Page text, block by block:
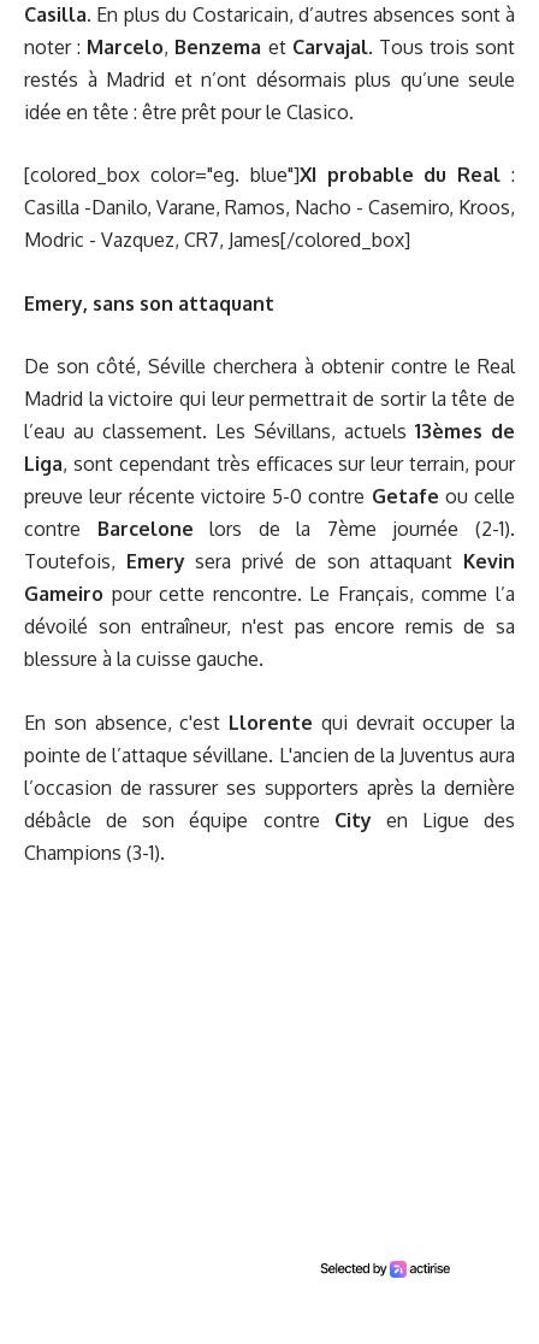
Casilla. En plus du Costaricain, d’autres absences sont à
noter : Marcelo, Benzema et Carvajal. Tous trois sont
restés à Madrid et n’ont désormais plus qu’une seule
idée en tête : être prêt pour le Clasico.
[colored_box color="eg. blue"]XI probable du Real :
Casilla -Danilo, Varane, Ramos, Nacho - Casemiro, Kroos,
Modric - Vazquez, CR7, James[/colored_box]
Emery, sans son attaquant
De son côté, Séville cherchera à obtenir contre le Real
Madrid la victoire qui leur permettrait de sortir la tête de
l’eau au classement. Les Sévillans, actuels 13èmes de
Liga, sont cependant très efficaces sur leur terrain, pour
preuve leur récente victoire 5-0 contre Getafe ou celle
contre Barcelone lors de la 7ème journée (2-1).
Toutefois, Emerysera privé de son attaquant Kevin
Gameiro pour cette rencontre. Le Français, comme l’a
dévoilé son entraîneur, n'est pas encore remis de sa
blessure à la cuisse gauche.
En son absence, c'est Llorente qui devrait occuper la
pointe de l’attaque sévillane. L'ancien de la Juventus aura
l’occasion de rassurer ses supporters après la dernière
débâcle de son équipe contre Cityen Ligue des
Champions (3-1).